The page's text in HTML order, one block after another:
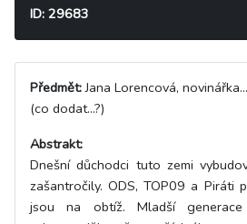
ID: 29683
Předmět:Jana Lorencová, novinářka...
(co dodat...?)
Abstrakt:
Dnešní důchodci tuto zemi
zašantročily. ODS, TOP09 a Piráti
jsou na obtíž. Mladší generace